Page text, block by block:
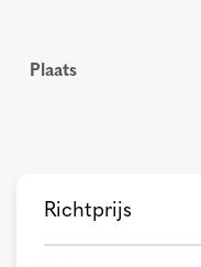
Plaats
Richtprijs